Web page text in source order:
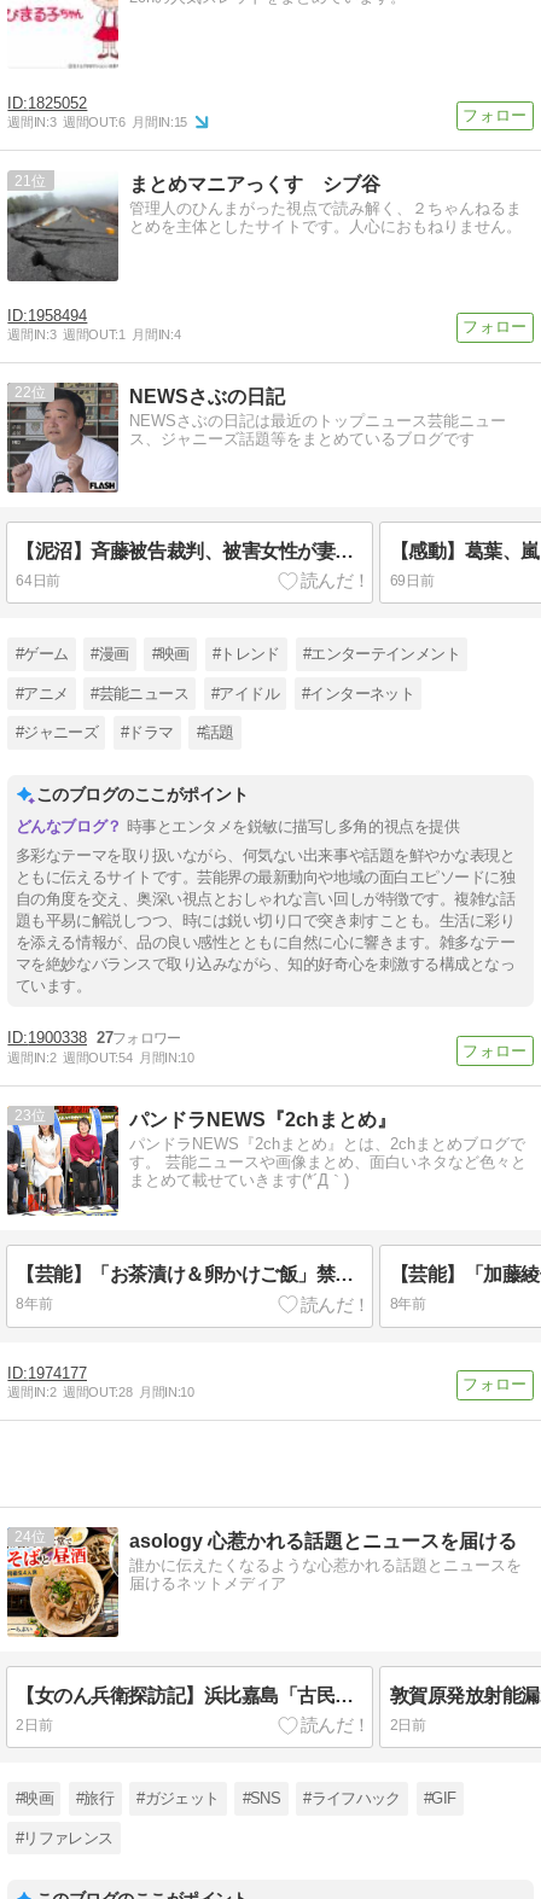
1825052
週間IN:3 週間OUT:6 月間IN:15
21 まとめマニアっくす シブ谷
管理人のひんまがった視点で読み解く、２ちゃんねるま
とめを主体としたサイトです。人心におもねりません。
1958494
週間IN:3 週間OUT:1 月間IN:4
22 NEWSさぶの日記
NEWSさぶの日記は最近のトップニュース芸能ニュー
ス、ジャニーズ話題等をまとめているブログです
【泥沼】斉藤被告裁判、被害女性が妻のSNS投稿に怒り…なぜ削除しないのか
64日前 69日前
#ゲーム #漫画 #映画 #トレンド #エンターテインメント
#アニメ #芸能ニュース #アイドル #インターネット
#ジャニーズ #ドラマ #話題
このブログのここがポイント
時事とエンタメを鋭敏に描写し多角的視点を提供
多彩なテーマを取り扱いながら、何気ない出来事や話題を鮮やかな表現と
ともに伝えるサイトです。芸能界の最新動向や地域の面白エピソードに独
自の角度を交え、奥深い視点とおしゃれな言い回しが特徴です。複雑な話
題も平易に解説しつつ、時には鋭い切り口で突き刺すことも。生活に彩り
を添える情報が、品の良い感性とともに自然に心に響きます。雑多なテー
マを絶妙なバランスで取り込みながら、知的好奇心を刺激する構成となっ
ています。
1900338 27
週間IN:2 週間OUT:54 月間IN:10
23 パンドラNEWS『2chまとめ』
パンドラNEWS『2chまとめ』とは、2chまとめブログで
す。 芸能ニュースや画像まとめ、面白いネタなど色々と
まとめて載せていきます(*´Д｀)
【芸能】「お茶漬け＆卵かけご飯」禁止令女子アナにさんま仰天！！！「お行儀悪くてやっちゃいけないって言われて育った」
8年前 8年前
1974177
週間IN:2 週間OUT:28 月間IN:10
24 asology 心惹かれる話題とニュースを届ける
誰かに伝えたくなるような心惹かれる話題とニュースを
届けるネットメディア
【女のん兵衛探訪記】浜比嘉島「古民家食堂 てぃーらぶい」で中身そばと昼酒！50歳超えの同級生4人旅
2日前 2日前
#映画 #旅行 #ガジェット #SNS #ライフハック #GIF
#リファレンス